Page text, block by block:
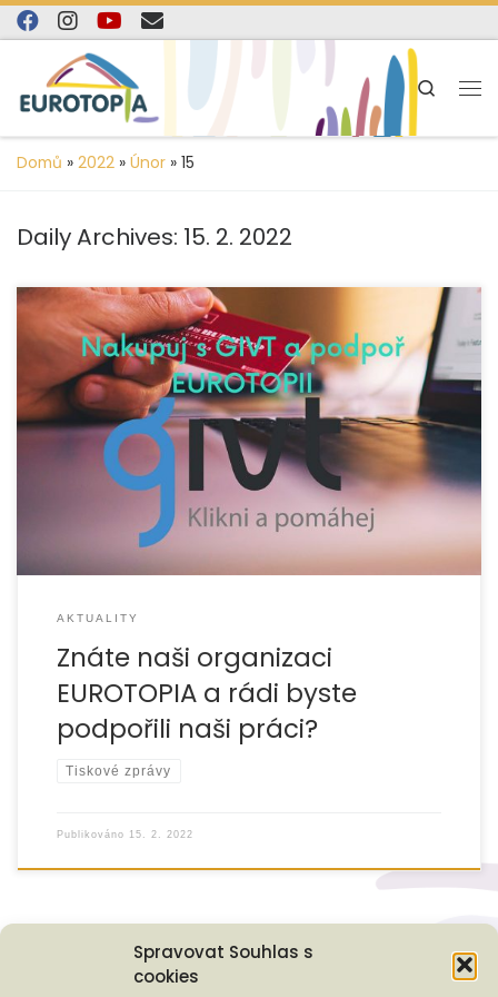
Spravovat Souhlas s
cookies
content
Skip to content
Search
Domů » 2022 » Únor » 15
Daily Archives: 15. 2. 2022
Máme pro vás tip, jak to udělat… Nakupujte ONLINE ve
vybraných e-shopech a svým nákupem přispějte na
společensky prospěšné projekty. »
AKTUALITY
Znáte naši organizaci
EUROTOPIA a rádi byste
podpořili naši práci?
Tiskové zprávy
Publikováno 15. 2. 2022